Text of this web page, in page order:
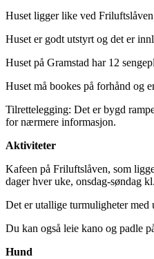
Huset ligger like ved
Huset er godt utstyrt og det er
Huset på Gramstad har 12
Huset må bookes på forhånd og
Tilrettelegging: Det er bygd
for nærmere informasjon.
Aktiviteter
Kafeen på Friluftslåven, som
dager hver uke, onsdag-søndag
Det er utallige turmuligheter
Du kan også leie kano og padle
Hund